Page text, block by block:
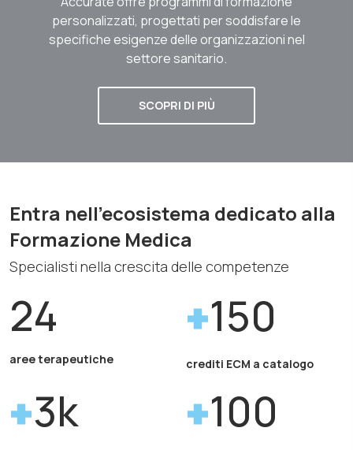
personalizzati, progettati per soddisfare le
specifiche esigenze delle organizzazioni nel
settore sanitario.
SCOPRI DI PIÙ
Entra nell'ecosistema dedicato alla
Formazione Medica
Specialisti nella crescita delle competenze
24
aree terapeutiche
150
crediti ECM a catalogo
3k 100